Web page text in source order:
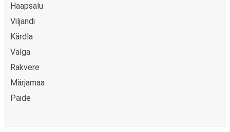
Haapsalu
Viljandi
Kärdla
Valga
Rakvere
Märjamaa
Paide